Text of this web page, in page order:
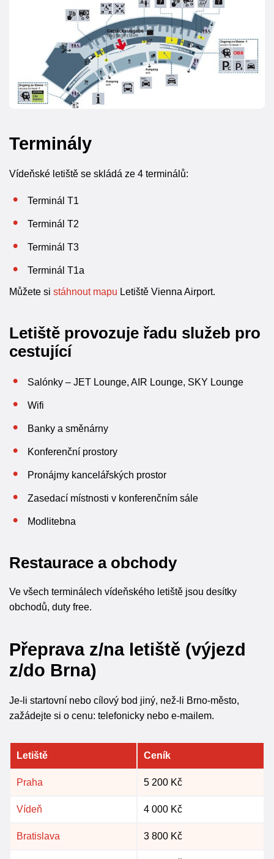
Terminály
Vídeňské letiště se skládá ze 4 terminálů:
Terminál T1
Terminál T2
Terminál T3
Terminál T1a
Můžete si stáhnout mapu Letiště Vienna Airport.
Letiště provozuje řadu služeb pro
cestující
Salónky – JET Lounge, AIR Lounge, SKY Lounge
Wifi
Banky a směnárny
Konferenční prostory
Pronájmy kancelářských prostor
Zasedací místnosti v konferenčním sále
Modlitebna
Restaurace a obchody
Ve všech terminálech vídeňského letiště jsou desítky
obchodů, duty free.
Přeprava z/na letiště (výjezd
z/do Brna)
Je-li startovní nebo cílový bod jiný, než-li Brno-město,
zažádejte si o cenu: telefonicky nebo e-mailem.
Letiště Ceník
Praha 5 200 Kč
Vídeň 4 000 Kč
Bratislava 3 800 Kč